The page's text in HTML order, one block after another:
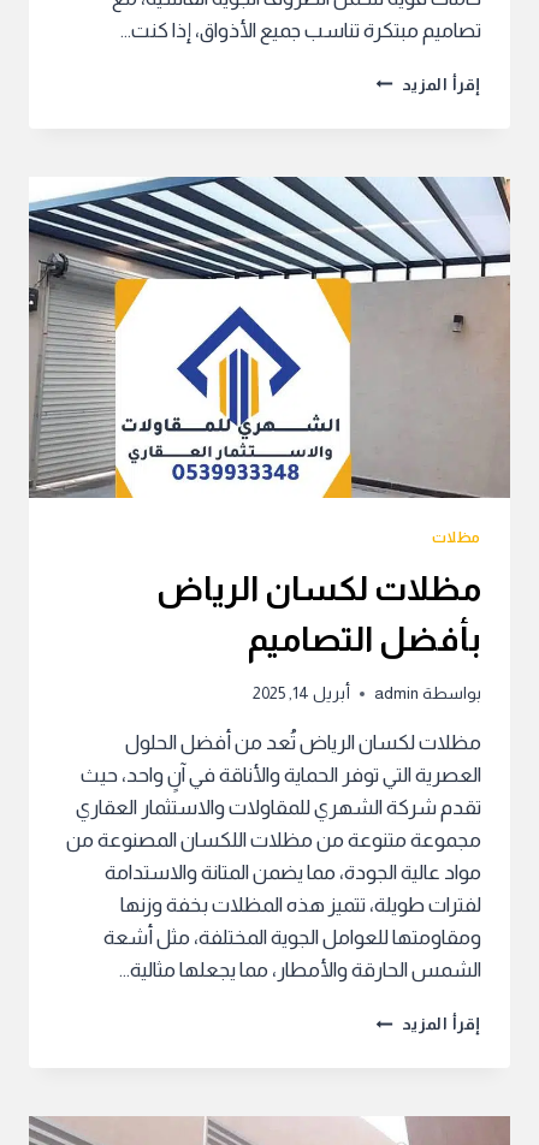
تصاميم مبتكرة تناسب جميع الأذواق، إذا كنت…
إقرأ المزيد أفضل
بأفضل
سعر
مظلات
مظلات لكسان الرياض
بأفضل التصاميم
بواسطة admin أبريل 14, 2025
مظلات لكسان الرياض تُعد من أفضل الحلول
العصرية التي توفر الحماية والأناقة في آنٍ واحد، حيث
تقدم شركة الشهري للمقاولات والاستثمار العقاري
مجموعة متنوعة من مظلات اللكسان المصنوعة من
مواد عالية الجودة، مما يضمن المتانة والاستدامة
لفترات طويلة، تتميز هذه المظلات بخفة وزنها
ومقاومتها للعوامل الجوية المختلفة، مثل أشعة
الشمس الحارقة والأمطار، مما يجعلها مثالية…
إقرأ المزيد مظلات
التصاميم